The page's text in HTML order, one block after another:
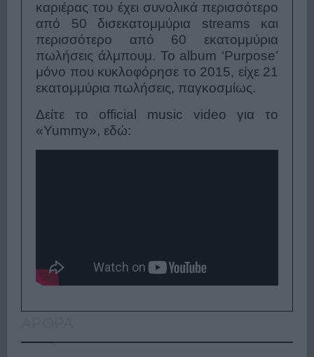
καριέρας του έχει συνολικά περισσότερο
από 50 δισεκατομμύρια streams και
περισσότερο από 60 εκατομμύρια
πωλήσεις άλμπουμ. Το album ‘Purpose’
μόνο που κυκλοφόρησε το 2015, είχε 21
εκατομμύρια πωλήσεις, παγκοσμίως.
Δείτε το official music video για το
«Yummy», εδώ: